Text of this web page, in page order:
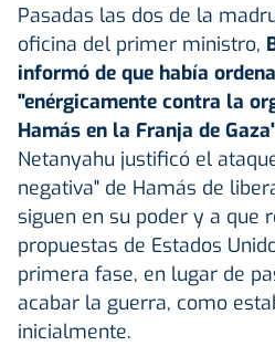
Pasadas las dos de la
oficina del primer ministro,
informó de que había
"enérgicamente contra la
Hamás en la Franja de
Netanyahu justificó el
negativa" de Hamás de
siguen en su poder y a que
propuestas de Estados
primera fase, en lugar de
acabar la guerra, como
inicialmente.